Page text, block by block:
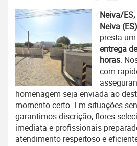
Neiva/
Neiva (ES)
presta
entrega
horas.
com
homenagem seja enviada ao
momento certo. Em situações
garantimos discrição, flores
imediata e profissionais
atendimento respeitoso e